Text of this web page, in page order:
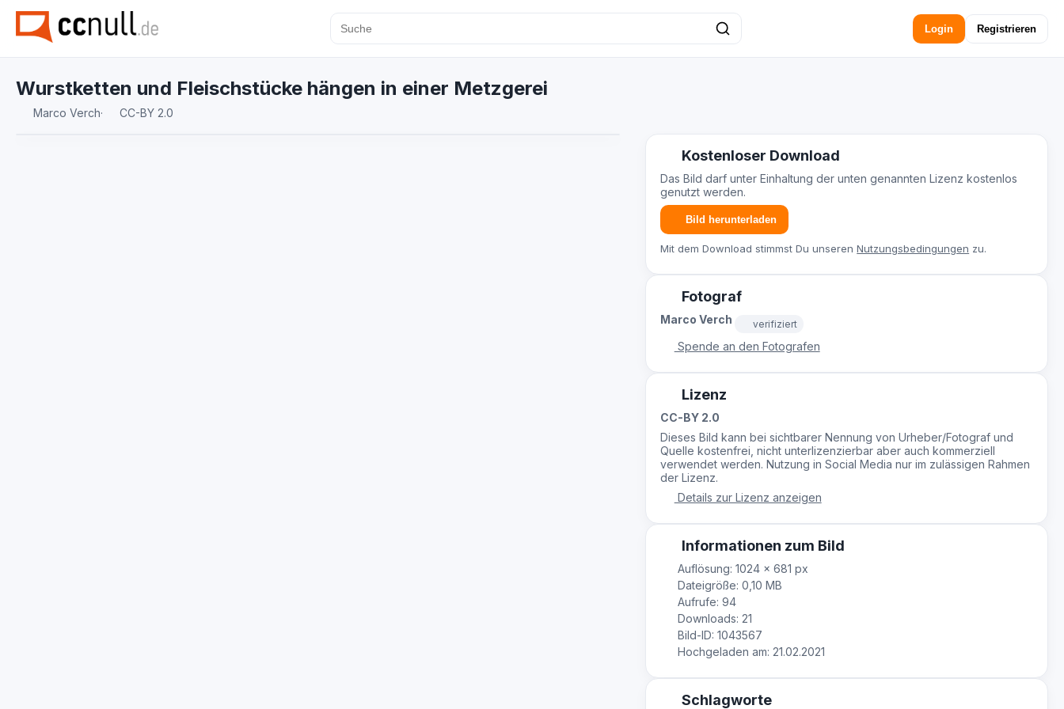
Login Registrieren
Wurstketten und Fleischstücke hängen in einer Metzgerei
Marco Verch· CC-BY 2.0
Kostenloser Download
Das Bild darf unter Einhaltung der unten genannten Lizenz kostenlos
genutzt werden.
Bild herunterladen
Mit dem Download stimmst Du unserenNutzungsbedingungen zu.
Fotograf
Marco Verch verifiziert
Spende an den Fotografen
Lizenz
CC-BY 2.0
Dieses Bild kann bei sichtbarer Nennung von Urheber/Fotograf und
Quelle kostenfrei, nicht unterlizenzierbar aber auch kommerziell
verwendet werden. Nutzung in Social Media nur im zulässigen Rahmen
der Lizenz.
Details zur Lizenz anzeigen
Informationen zum Bild
Auflösung: 1024 × 681 px
Dateigröße: 0,10 MB
Aufrufe: 94
Downloads: 21
Bild-ID: 1043567
Hochgeladen am: 21.02.2021
Schlagworte